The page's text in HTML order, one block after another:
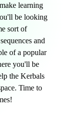
learning
be looking
sort of
and
of a popular
you'll be
the Kerbals
Time to